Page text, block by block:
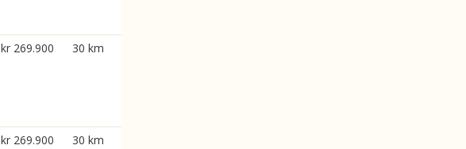
kr 269.900 30 km
kr 269.900 30 km